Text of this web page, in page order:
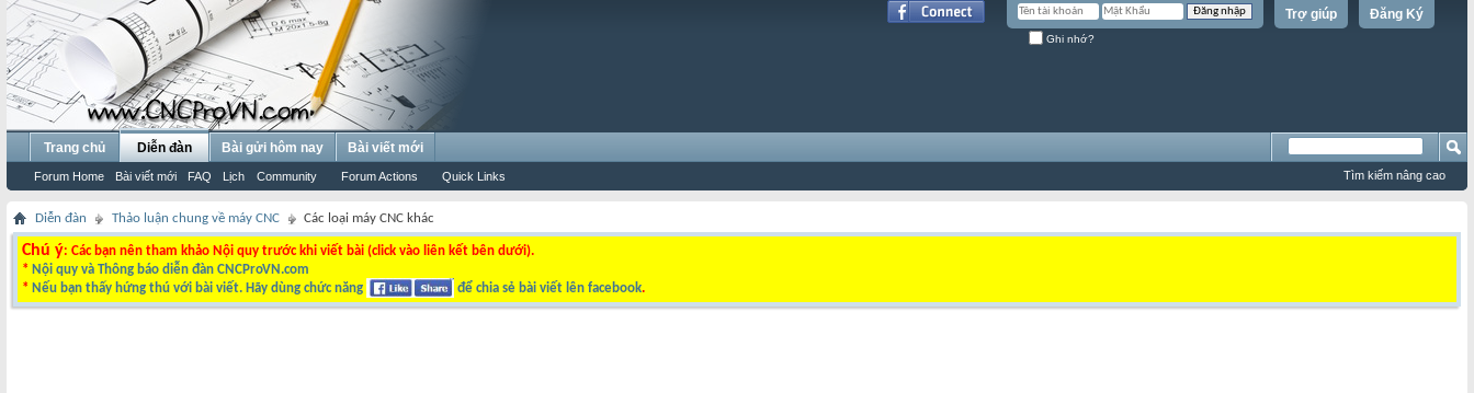
Đăng Ký
Trợ giúp
Ghi nhớ?
Trang chủ Diễn đàn
Forum Home Bài viết mới FAQ Lịch Community Forum Actions Quick Links
Bài gửi hôm nay Bài viết mới
Tìm kiếm nâng cao
Diễn đàn Thảo luận chung về máy CNC Các loại máy CNC khác
Chú ý: Các bạn nên tham khảo Nội quy trước khi viết bài (click vào liên kết bên dưới).
* Nội quy và Thông báo diễn đàn CNCProVN.com
* Nếu bạn thấy hứng thú với bài viết. Hãy dùng chức năng để chia sẻ bài viết lên facebook.